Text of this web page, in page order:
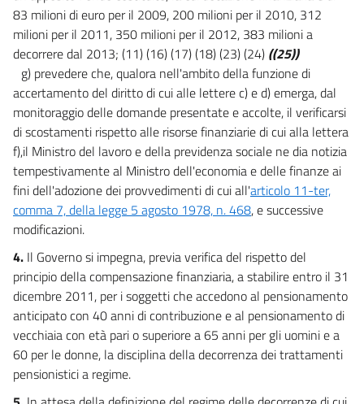
83 milioni di euro per il 2009, 200 milioni per il 2010, 312
milioni per il 2011, 350 milioni per il 2012, 383 milioni a
decorrere dal 2013; (11) (16) (17) (18) (23) (24) ((25))
g) prevedere che, qualora nell'ambito della funzione di
accertamento del diritto di cui alle lettere c) e d) emerga, dal
monitoraggio delle domande presentate e accolte, il verificarsi
di scostamenti rispetto alle risorse finanziarie di cui alla lettera
f),il Ministro del lavoro e della previdenza sociale ne dia notizia
tempestivamente al Ministro dell'economia e delle finanze ai
fini dell'adozione dei provvedimenti di cui all'articolo 11-ter,
comma 7, della legge 5 agosto 1978, n. 468, e successive
modificazioni.
4. Il Governo si impegna, previa verifica del rispetto del
principio della compensazione finanziaria, a stabilire entro il 31
dicembre 2011, per i soggetti che accedono al pensionamento
anticipato con 40 anni di contribuzione e al pensionamento di
vecchiaia con età pari o superiore a 65 anni per gli uomini e a
60 per le donne, la disciplina della decorrenza dei trattamenti
pensionistici a regime.